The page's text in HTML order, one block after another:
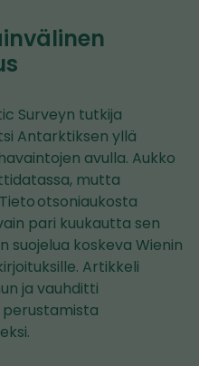
Surveyn tutkija
Antarktiksen yllä
avulla. Aukko
mutta
otsoniaukosta
pari kuukautta sen
suojelua koskeva Wienin
Artikkeli
ja vauhditti
perustamista